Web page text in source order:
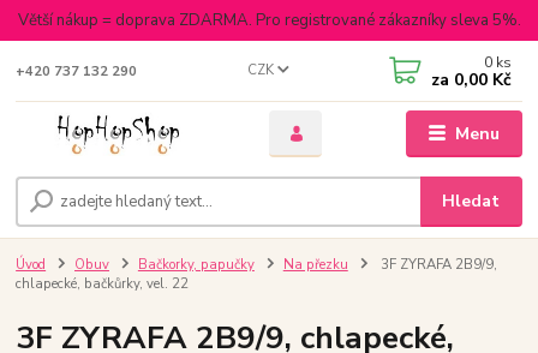
Větší nákup = doprava ZDARMA. Pro registrované zákazníky sleva 5%.
Menu
CZK
Hledat
+420 737 132 290 0 ks
za 0,00 Kč
Úvod Obuv Bačkorky, papučky Na přezku
3F ZYRAFA 2B9/9,
chlapecké, bačkůrky, vel. 22
3F ZYRAFA 2B9/9, chlapecké,